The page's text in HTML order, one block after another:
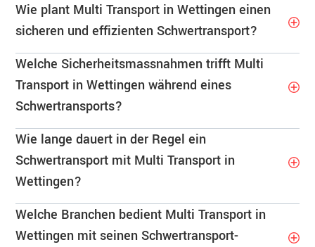
Wie plant Multi Transport in Wettingen einen
sicheren und effizienten Schwertransport?
Welche Sicherheitsmassnahmen trifft Multi
Transport in Wettingen während eines
Schwertransports?
Wie lange dauert in der Regel ein
Schwertransport mit Multi Transport in
Wettingen?
Welche Branchen bedient Multi Transport in
Wettingen mit seinen Schwertransport-